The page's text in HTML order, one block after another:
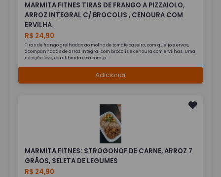
MARMITA FITNES TIRAS DE FRANGO A PIZZAIOLO,
ARROZ INTEGRAL C/ BROCOLIS , CENOURA COM
ERVILHA
R$ 24,90
Tiras de frango grelhadas ao molho de tomate caseiro, com queijo e ervas,
acompanhadas de arroz integral com brócolis e cenoura com ervilhas. Uma
refeição leve, equilibrada e saborosa.
Adicionar
MARMITA FITNES: STROGONOF DE CARNE, ARROZ 7
GRÃOS, SELETA DE LEGUMES
R$ 24,90